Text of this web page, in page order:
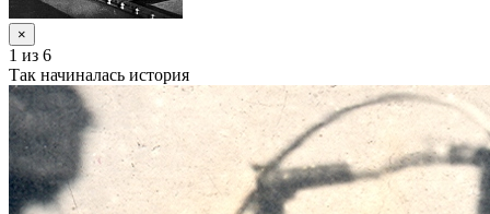
×
1 из 6
Так начиналась история